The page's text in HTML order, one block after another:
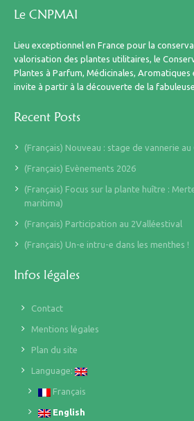
Le CNPMAI
Lieu exceptionnel en France pour la
valorisation des plantes utilitaires, le
Plantes à Parfum, Médicinales, Aromatiques
invite à partir à la découverte de la
Recent Posts
(Français) Nouveau : stage de vannerie
(Français) Evènements 2026
(Français) Focus sur la plante huître :
maritima)
(Français) Participation au 2Valléestival
(Français) Un-e intru-e dans les menthes !
Infos légales
Contact
Mentions légales
Plan du site
Language:
Français
English